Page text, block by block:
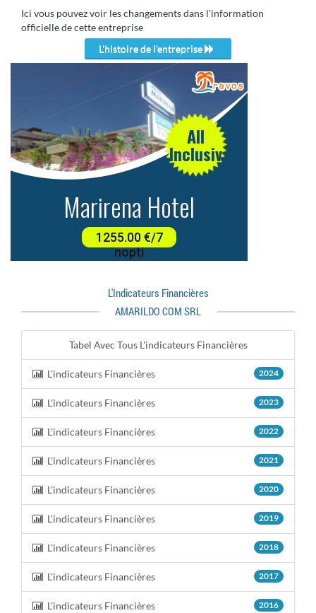
Ici vous pouvez voir les changements dans l'information
officielle de cette entreprise
L'histoire de l'entreprise
L'indicateurs Financières
AMARILDO COM SRL
Tabel Avec Tous L'indicateurs Financières
L'indicateurs Financières 2024
L'indicateurs Financières 2023
L'indicateurs Financières 2022
L'indicateurs Financières 2021
L'indicateurs Financières 2020
L'indicateurs Financières 2019
L'indicateurs Financières 2018
L'indicateurs Financières 2017
L'indicateurs Financières 2016